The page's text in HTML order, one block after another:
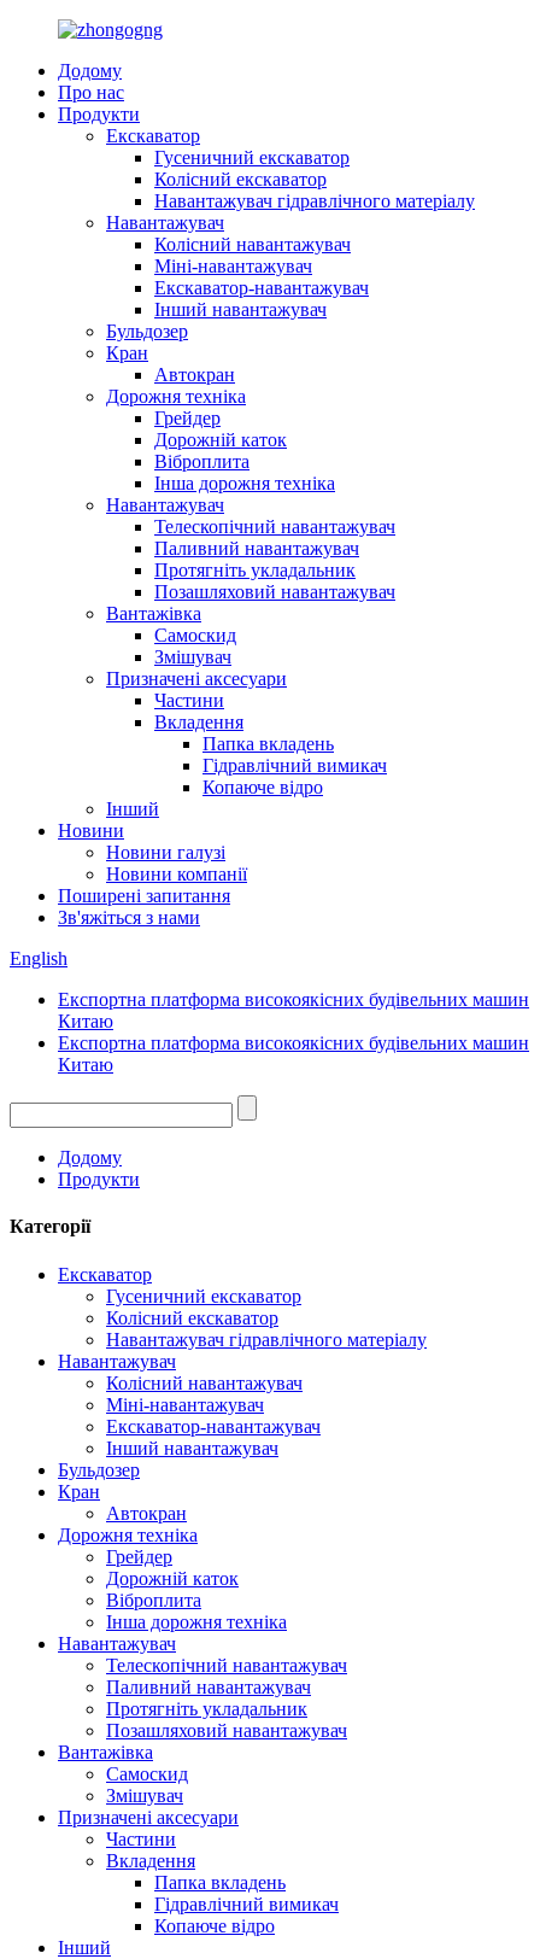
Додому
Про нас
Продукти
Екскаватор
Гусеничний екскаватор
Колісний екскаватор
Навантажувач гідравлічного матеріалу
Навантажувач
Колісний навантажувач
Міні-навантажувач
Екскаватор-навантажувач
Інший навантажувач
Бульдозер
Кран
Автокран
Дорожня техніка
Грейдер
Дорожній каток
Віброплита
Інша дорожня техніка
Навантажувач
Телескопічний навантажувач
Паливний навантажувач
Протягніть укладальник
Позашляховий навантажувач
Вантажівка
Самоскид
Змішувач
Призначені аксесуари
Частини
Вкладення
Папка вкладень
Гідравлічний вимикач
Копаюче відро
Інший
Новини
Новини галузі
Новини компанії
Поширені запитання
Зв'яжіться з нами
English
Експортна платформа високоякісних будівельних машин
Китаю
Експортна платформа високоякісних будівельних машин
Китаю
Додому
Продукти
Категорії
Екскаватор
Гусеничний екскаватор
Колісний екскаватор
Навантажувач гідравлічного матеріалу
Навантажувач
Колісний навантажувач
Міні-навантажувач
Екскаватор-навантажувач
Інший навантажувач
Бульдозер
Кран
Автокран
Дорожня техніка
Грейдер
Дорожній каток
Віброплита
Інша дорожня техніка
Навантажувач
Телескопічний навантажувач
Паливний навантажувач
Протягніть укладальник
Позашляховий навантажувач
Вантажівка
Самоскид
Змішувач
Призначені аксесуари
Частини
Вкладення
Папка вкладень
Гідравлічний вимикач
Копаюче відро
Інший